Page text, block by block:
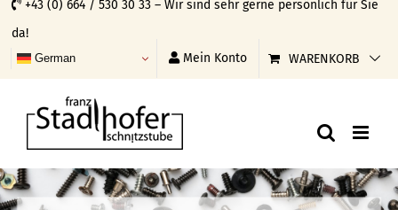
Skip
to
content
+43 (0) 664 / 530 30 33 – Wir sind sehr gerne persönlich für Sie
da!
German Mein Konto WARENKORB